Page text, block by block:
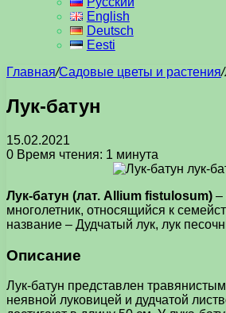
English
Deutsch
Eesti
Главная/Садовые цветы и растения/
Лук-батун
15.02.2021
0 Время чтения: 1 минута
Лук-батун (лат. Allium fistulosum) –
многолетник, относящийся к
название – Дудчатый лук, лук
Описание
Лук-батун представлен
неявной луковицей и дудчатой